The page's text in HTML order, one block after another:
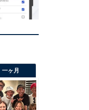
一ヶ月